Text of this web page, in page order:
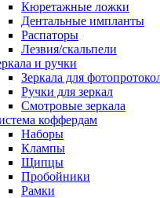
Кюретажные ложки
Дентальные импланты
Распаторы
Лезвия/скальпели
и ручки
Зеркала для
Ручки для зеркал
Смотровые зеркала
коффердам
Наборы
Клампы
Щипцы
Пробойники
Рамки